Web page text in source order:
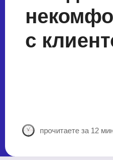
прочитаете за 12
с